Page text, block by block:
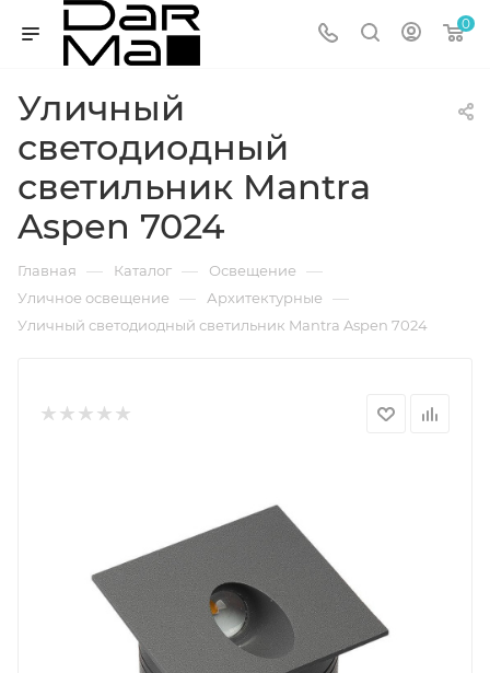
0
Уличный
светодиодный
светильник Mantra
Aspen 7024
Главная — Каталог — Освещение —
Уличное освещение — Архитектурные —
Уличный светодиодный светильник Mantra Aspen 7024